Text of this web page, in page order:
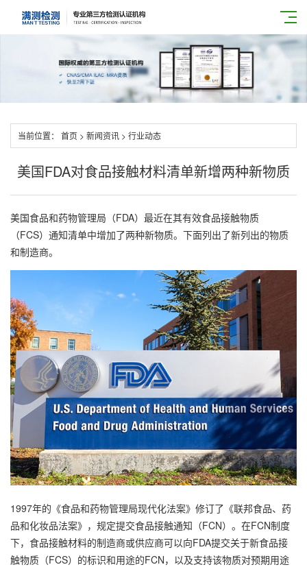
当前位置： 首页 > 新闻资讯 > 行业动态
美国FDA对食品接触材料清单新增两种新物质
美国食品和药物管理局（FDA）最近在其有效食品接触物质
（FCS）通知清单中增加了两种新物质。下面列出了新列出的物质
和制造商。
1997年的《食品和药物管理局现代化法案》修订了《联邦食品、药
品和化妆品法案》，规定提交食品接触通知（FCN）。在FCN制度
下，食品接触材料的制造商或供应商可以向FDA提交关于新食品接
触物质（FCS）的标识和用途的FCN，以及支持该物质对预期用途